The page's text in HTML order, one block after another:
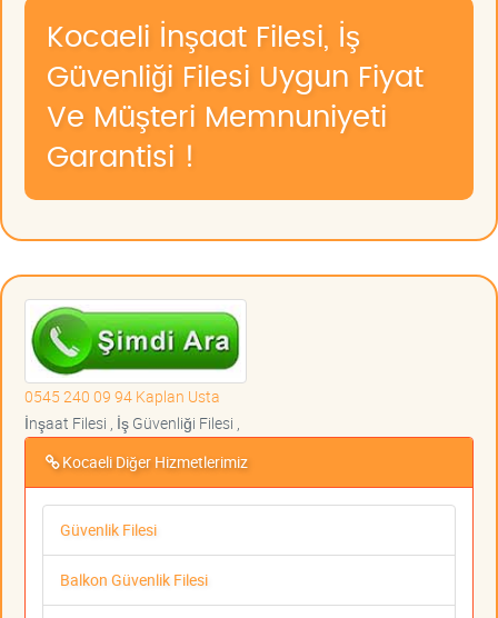
Kocaeli İnşaat Filesi, İş
Güvenliği Filesi Uygun Fiyat
Ve Müşteri Memnuniyeti
Garantisi !
0545 240 09 94 Kaplan Usta
İnşaat Filesi , İş Güvenliği Filesi ,
Kocaeli Diğer Hizmetlerimiz
Güvenlik Filesi
Balkon Güvenlik Filesi